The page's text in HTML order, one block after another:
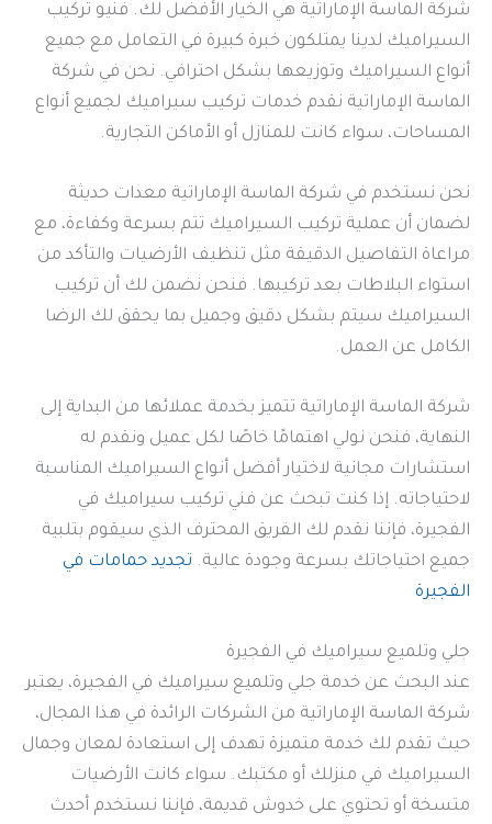
شركة الماسة الإماراتية هي الخيار الأفضل لك. فنيو تركيب
السيراميك لدينا يمتلكون خبرة كبيرة في التعامل مع جميع
أنواع السيراميك وتوزيعها بشكل احترافي. نحن في شركة
الماسة الإماراتية نقدم خدمات تركيب سيراميك لجميع أنواع
المساحات، سواء كانت للمنازل أو الأماكن التجارية.
نحن نستخدم في شركة الماسة الإماراتية معدات حديثة
لضمان أن عملية تركيب السيراميك تتم بسرعة وكفاءة، مع
مراعاة التفاصيل الدقيقة مثل تنظيف الأرضيات والتأكد من
استواء البلاطات بعد تركيبها. فنحن نضمن لك أن تركيب
السيراميك سيتم بشكل دقيق وجميل بما يحقق لك الرضا
الكامل عن العمل.
شركة الماسة الإماراتية تتميز بخدمة عملائها من البداية إلى
النهاية، فنحن نولي اهتمامًا خاصًا لكل عميل ونقدم له
استشارات مجانية لاختيار أفضل أنواع السيراميك المناسبة
لاحتياجاته. إذا كنت تبحث عن فني تركيب سيراميك في
الفجيرة، فإننا نقدم لك الفريق المحترف الذي سيقوم بتلبية
جميع احتياجاتك بسرعة وجودة عالية. تجديد حمامات في
الفجيرة
جلي وتلميع سيراميك في الفجيرة
عند البحث عن خدمة جلي وتلميع سيراميك في الفجيرة، يعتبر
شركة الماسة الإماراتية من الشركات الرائدة في هذا المجال،
حيث تقدم لك خدمة متميزة تهدف إلى استعادة لمعان وجمال
السيراميك في منزلك أو مكتبك. سواء كانت الأرضيات
متسخة أو تحتوي على خدوش قديمة، فإننا نستخدم أحدث